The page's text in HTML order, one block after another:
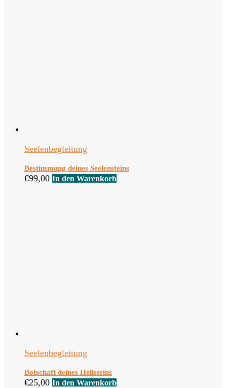
Seelenbegleitung
Bestimmung deines Seelensteins
€99,00 In den Warenkorb
Seelenbegleitung
Botschaft deines Heilsteins
€25,00 In den Warenkorb